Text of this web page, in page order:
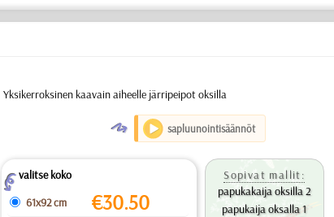
Yksikerroksinen kaavain aiheelle järripeipot oksilla
O sapluunointisäännöt
Zvalitse koko
61x92 cm
€30.50
Sopivat mallit:
papukakaija oksilla 2
papukaija oksalla 1